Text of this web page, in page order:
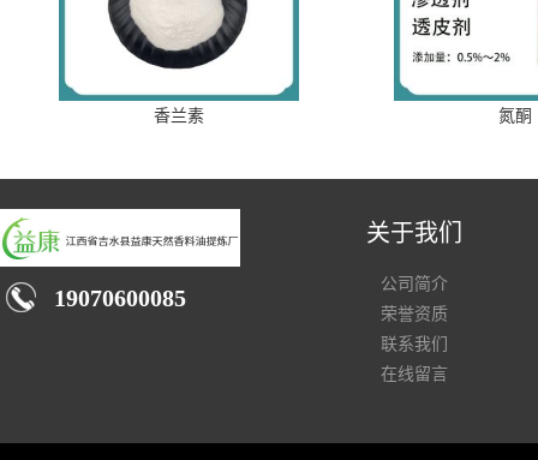
香兰素 氮酮
19070600085
关于我们
公司简介
荣誉资质
联系我们
在线留言